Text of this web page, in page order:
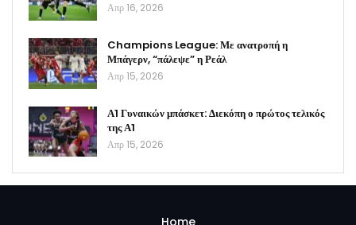
Απρ 16, 2026
Champions League: Με ανατροπή η
Μπάγερν, “πάλεψε” η Ρεάλ
Απρ 15, 2026
Α1 Γυναικών μπάσκετ: Διεκόπη ο πρώτος τελικός
της Α1
Απρ 15, 2026